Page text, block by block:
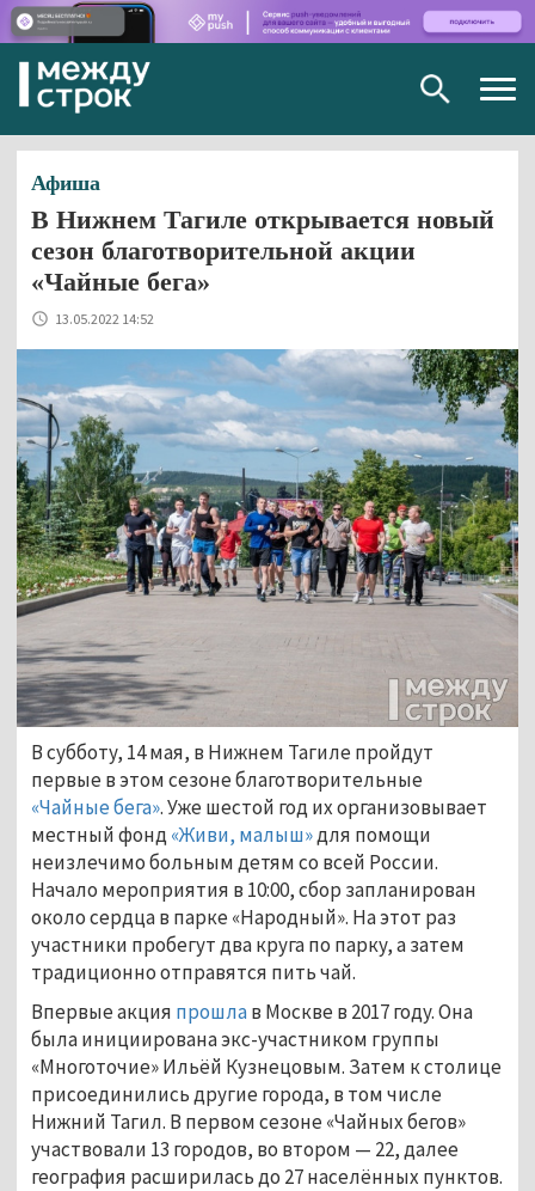
Афиша
В Нижнем Тагиле открывается новый
сезон благотворительной акции
«Чайные бега»
13.05.2022 14:52
В субботу, 14 мая, в Нижнем Тагиле пройдут
первые в этом сезоне благотворительные
«Чайные бега». Уже шестой год их организовывает
местный фонд«Живи, малыш»для помощи
неизлечимо больным детям со всей России.
Начало мероприятия в 10:00, сбор запланирован
около сердца в парке «Народный». На этот раз
участники пробегут два круга по парку, а затем
традиционно отправятся пить чай.
Впервые акция прошлав Москве в 2017 году. Она
была инициирована экс-участником группы
«Многоточие» Ильёй Кузнецовым. Затем к столице
присоединились другие города, в том числе
Нижний Тагил. В первом сезоне «Чайных бегов»
участвовали 13 городов, во втором — 22, далее
география расширилась до 27 населённых пунктов.